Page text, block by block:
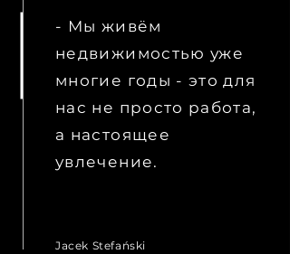
- Мы живём
недвижимостью уже
многие годы - это для
нас не просто работа,
а настоящее
увлечение.
Jacek Stefański